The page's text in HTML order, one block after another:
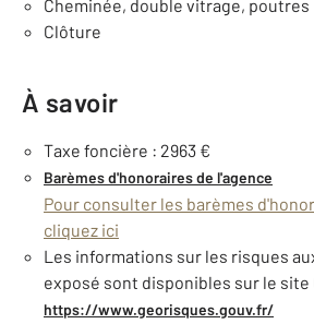
Cheminée, double vitrage, poutres
Clôture
À savoir
Taxe foncière : 2963 €
Barèmes d'honoraires de l'agence
Pour consulter les barèmes
cliquez ici
Les informations sur les risques
exposé sont disponibles sur le site
https://www.georisques.gouv.fr/